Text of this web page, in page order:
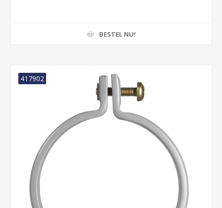
BESTEL NU!
417902